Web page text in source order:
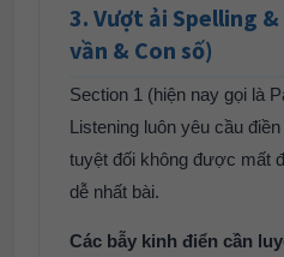
3. Vượt ải Spelling
vần & Con số)
Section 1 (hiện nay gọi là
Listening luôn yêu cầu
tuyệt đối không được mất
dễ nhất bài.
Các bẫy kinh điển cần